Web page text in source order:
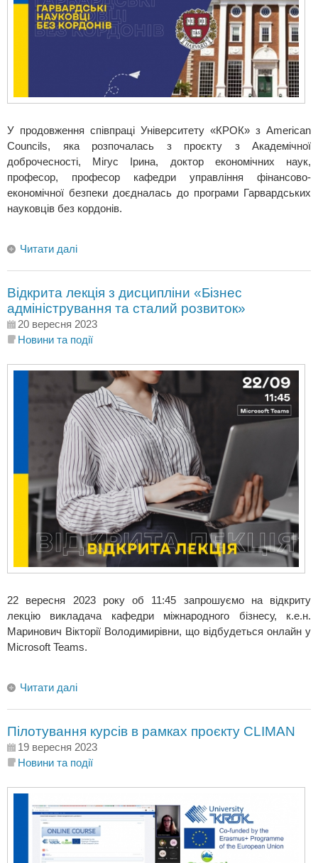
У продовження співпраці Університету «КРОК» з American
Councils, яка розпочалась з проєкту з Академічної
доброчесності, Мігус Ірина, доктор економічних наук,
професор, професор кафедри управління фінансово-
економічної безпеки доєдналась до програми Гарвардських
науковців без кордонів.
Читати далі
Відкрита лекція з дисципліни «Бізнес
адміністрування та сталий розвиток»
20 вересня 2023
Новини та події
22 вересня 2023 року об 11:45 запрошуємо на відкриту
лекцію викладача кафедри міжнародного бізнесу, к.е.н.
Маринович Вікторії Володимирівни, що відбудеться онлайн у
Microsoft Teams.
Читати далі
Пілотування курсів в рамках проєкту CLIMAN
19 вересня 2023
Новини та події